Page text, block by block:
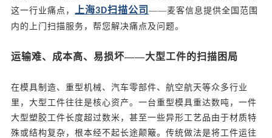
这一行业痛点，
上海3D扫描公司 ——麦客信息提供全国范围
内的上门扫描服务，帮您解决痛点及问题。
运输难、成本高、易损坏——大型工件的扫描困局
在模具制造、重型机械、汽车零部件、航空航天等众多行业
里，大型工件往往是核心资产。一台重型模具重达数吨，一件
大型塑胶工件长度超过数米，甚至一些异形工艺品由于材质特
殊或结构复杂，根本经不起长途颠簸。传统做法是将工件运往